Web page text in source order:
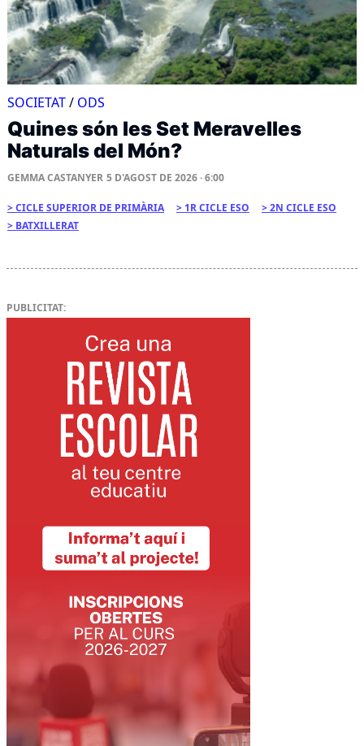
SOCIETAT/ ODS
Quines són les Set Meravelles
Naturals del Món?
GEMMA CASTANYER 5 D'AGOST DE 2026 · 6:00
CICLE SUPERIOR DE PRIMÀRIA 1R CICLE ESO
2N CICLE ESO
BATXILLERAT
PUBLICITAT: